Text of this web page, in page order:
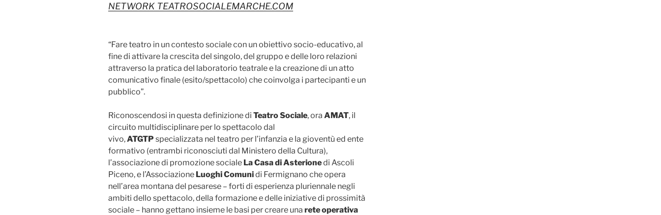
NETWORK TEATROSOCIALEMARCHE.COM
“Fare teatro in un contesto sociale con un obiettivo socio-educativo, al
fine di attivare la crescita del singolo, del gruppo e delle loro relazioni
attraverso la pratica del laboratorio teatrale e la creazione di un atto
comunicativo finale (esito/spettacolo) che coinvolga i partecipanti e un
pubblico”.
Riconoscendosi in questa definizione di Teatro Sociale, ora AMAT, il
circuito multidisciplinare per lo spettacolo dal
vivo,ATGTP specializzata nel teatro per l’infanzia e la gioventù ed ente
formativo (entrambi riconosciuti dal Ministero della Cultura),
l’associazione di promozione sociale La Casa diAsterionedi Ascoli
Piceno, e l’Associazione Luoghi Comunidi Fermignano che opera
nell’area montana del pesarese – forti di esperienza pluriennale negli
ambiti dello spettacolo, della formazione e delle iniziative di prossimità
sociale – hanno gettano insieme le basi per creare una rete operativa